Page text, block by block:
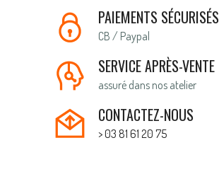
PAIEMENTS SÉCURISÉS
CB / Paypal
SERVICE APRÈS-VENTE
assuré dans nos atelier
CONTACTEZ-NOUS
> 03 81 61 20 75